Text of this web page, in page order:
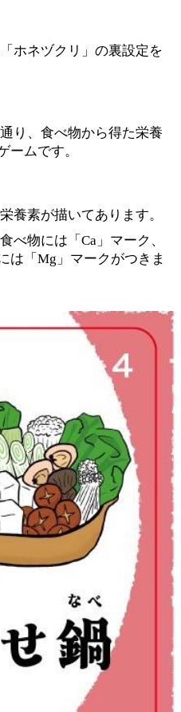
ホネヅクリ」の裏設定を
り、食べ物から得た栄養
ームです。
養素が描いてあります。
べ物には「Ca」マーク、
は「Mg」マークがつきま